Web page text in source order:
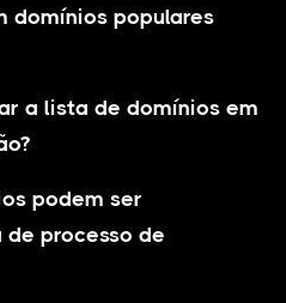
domínios populares
a lista de domínios em
podem ser
processo de